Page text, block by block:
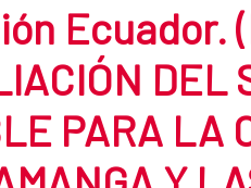
Ecuador.
DEL
PARA LA